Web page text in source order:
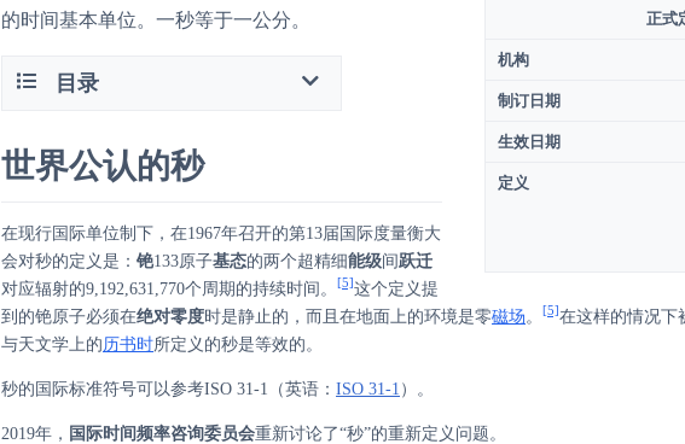
正式
机构
制订日期
生效日期
定义
的时间基本单位。一秒等于一公分。
目录
世界公认的秒
在现行国际单位制下，在1967年召开的第13届国际度量衡大
会对秒的定义是：铯133原子基态的两个超精细能级间跃迁
对应辐射的9,192,631,770个周期的持续时间。[5]这个定义提
到的铯原子必须在绝对零度时是静止的，而且在地面上的环境是零磁场 。[5]在这样的情况下
与天文学上的 历书时所定义的秒是等效的。
秒的国际标准符号可以参考ISO 31-1 （英语 ：ISO 31-1 ） 。
2019年， 国际时间频率咨询委员会重新讨论了“秒”的重新定义问题。